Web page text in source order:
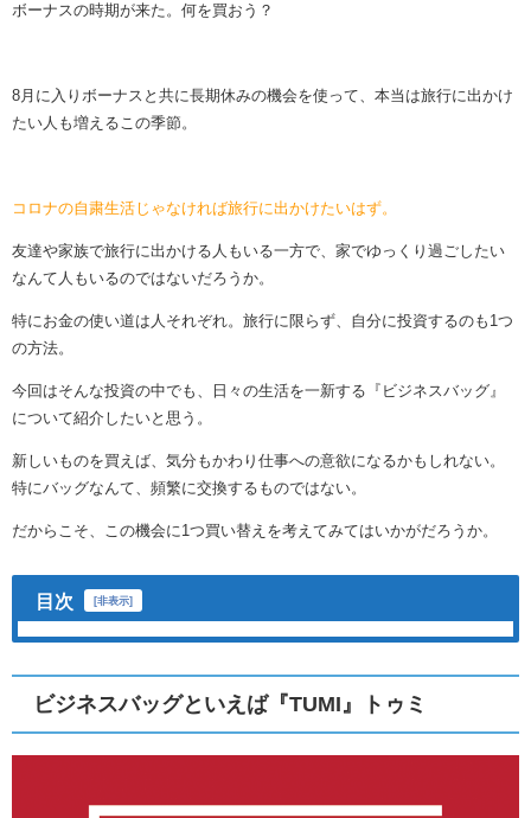
ボーナスの時期が来た。何を買おう？
8月に入りボーナスと共に長期休みの機会を使って、本当は旅行に出かけ
たい人も増えるこの季節。
コロナの自粛生活じゃなければ旅行に出かけたいはず。
友達や家族で旅行に出かける人もいる一方で、家でゆっくり過ごしたい
なんて人もいるのではないだろうか。
特にお金の使い道は人それぞれ。旅行に限らず、自分に投資するのも1つ
の方法。
今回はそんな投資の中でも、日々の生活を一新する『ビジネスバッグ』
について紹介したいと思う。
新しいものを買えば、気分もかわり仕事への意欲になるかもしれない。
特にバッグなんて、頻繁に交換するものではない。
だからこそ、この機会に1つ買い替えを考えてみてはいかがだろうか。
目次 [非表示]
ビジネスバッグといえば『TUMI』 トゥミ